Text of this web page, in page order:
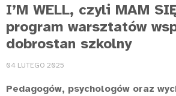
I’M WELL, czyli MAM
program warsztatów
dobrostan szkolny
04 LUTEGO 2025
Pedagogów, psychologów oraz